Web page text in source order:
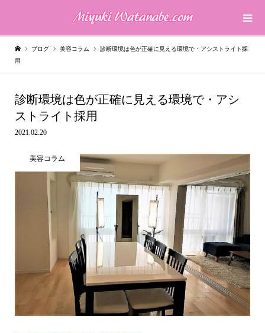
ブログ 美容コラム
診断環境は色が正確に見える環境で・アシストライト採
用
診断環境は色が正確に見える環境で・アシ
ストライト採用
2021.02.20
美容コラム